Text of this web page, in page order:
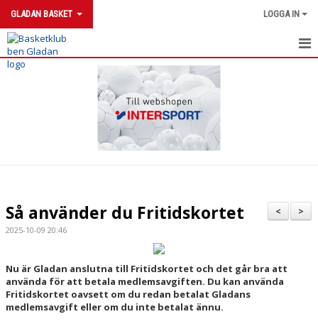
GLADAN BASKET LOGGA IN
HEM
DOKUMENT
VÅRA LAG/TRÄNARE
>
<
Så använder du Fritidskortet
2025-10-09 20:46
Nu är Gladan anslutna till Fritidskortet och det går bra att
använda för att betala medlemsavgiften. Du kan använda
Fritidskortet oavsett om du redan betalat Gladans
medlemsavgift eller om du inte betalat ännu.